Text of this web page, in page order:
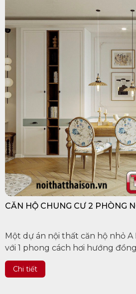
CĂN HỘ CHUNG CƯ 2 PHÒNG
Một dự án nội thất căn hộ nhỏ
với 1 phong cách hơi hướng
màu trắng kem điểm xuyết 1
đến không khí yên bình của 1...
Chi tiết